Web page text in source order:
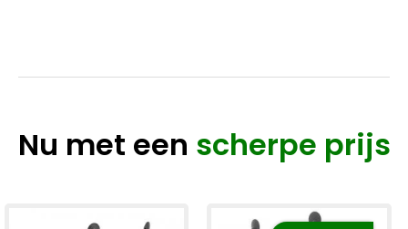
Nu met een scherpe prijs